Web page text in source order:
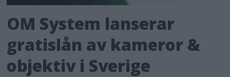
OM System lanserar
gratislån av kameror &
objektiv i Sverige